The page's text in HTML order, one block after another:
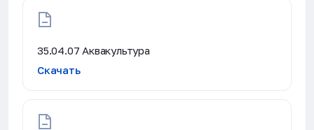
35.04.07 Аквакультура
Скачать